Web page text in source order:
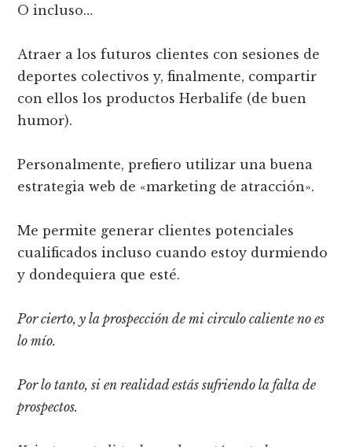
O incluso…
Atraer a los futuros clientes con sesiones de
deportes colectivos y, finalmente, compartir
con ellos los productos Herbalife (de buen
humor).
Personalmente, prefiero utilizar una buena
estrategia web de «marketing de atracción».
Me permite generar clientes potenciales
cualificados incluso cuando estoy durmiendo
y dondequiera que esté.
Por cierto, y la prospección de mi circulo caliente no es
lo mío.
Por lo tanto, si en realidad estás sufriendo la falta de
prospectos.